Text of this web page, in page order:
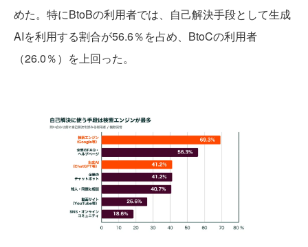
めた。特にBtoBの利用者では、自己解決手段として生成
AIを利用する割合が56.6％を占め、BtoCの利用者
（26.0％）を上回った。